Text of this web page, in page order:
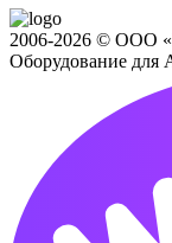
2006-2026 © ООО
Оборудование